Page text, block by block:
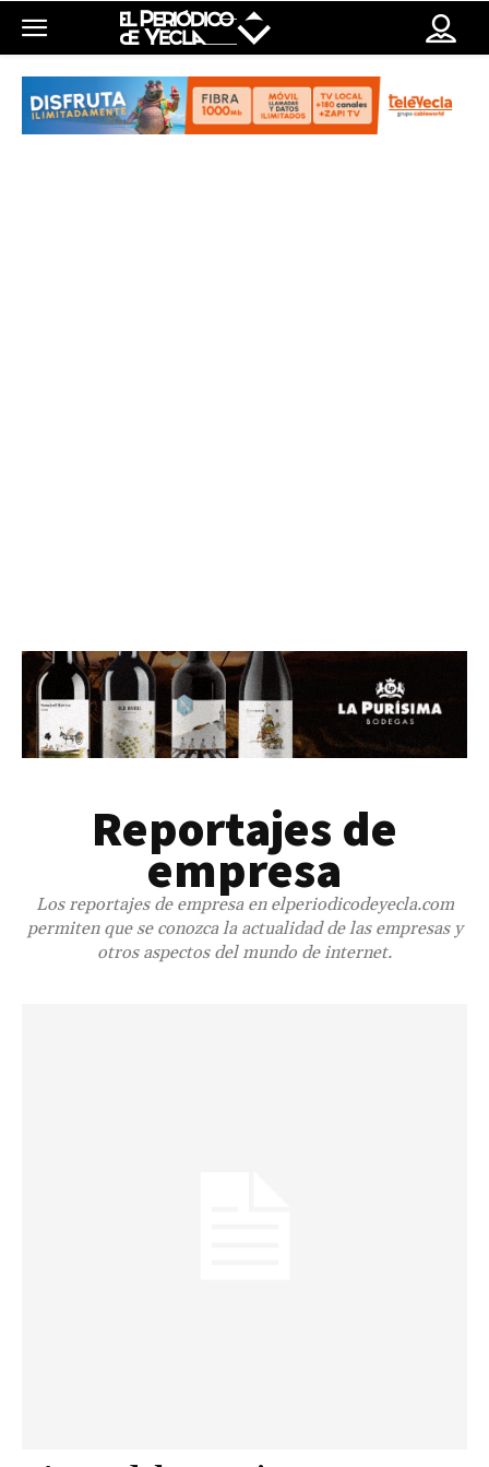
Reportajes de
empresa
Los reportajes de empresa en elperiodicodeyecla.com
permiten que se conozca la actualidad de las empresas y
otros aspectos del mundo de internet.